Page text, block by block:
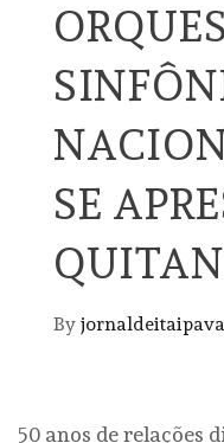
SE
By jornaldeitaipava
50 anos de relações